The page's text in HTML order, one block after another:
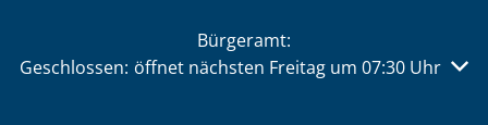
Bürgeramt:
Klicken, um weitere Öffnungs- oder Schließzeiten
Geschlossen: öffnet nächsten Freitag um 07:30 Uhr